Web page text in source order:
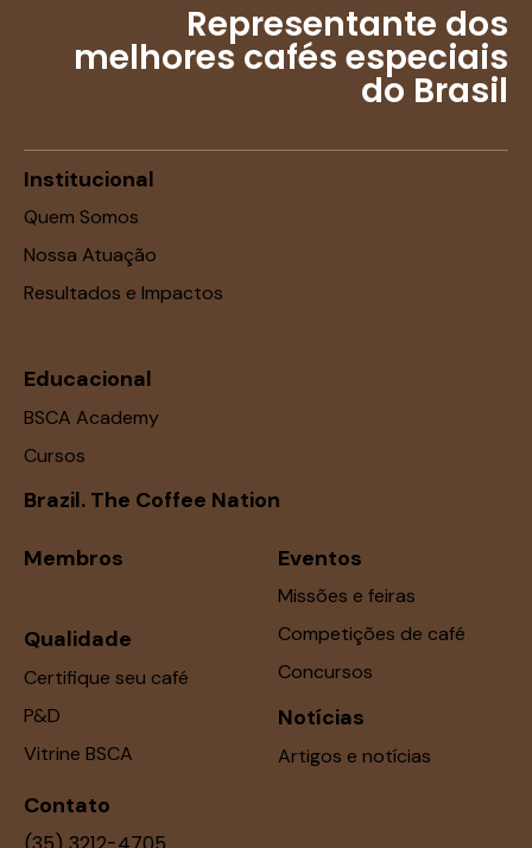
Representante dos
melhores cafés especiais
do Brasil
Institucional
Quem Somos
Nossa Atuação
Resultados e Impactos
Educacional
BSCA Academy
Cursos
Brazil. The Coffee Nation
Membros
Qualidade
Certifique seu café
P&D
Vitrine BSCA
Eventos
Missões e feiras
Competições de café
Concursos
Notícias
Artigos e notícias
Contato